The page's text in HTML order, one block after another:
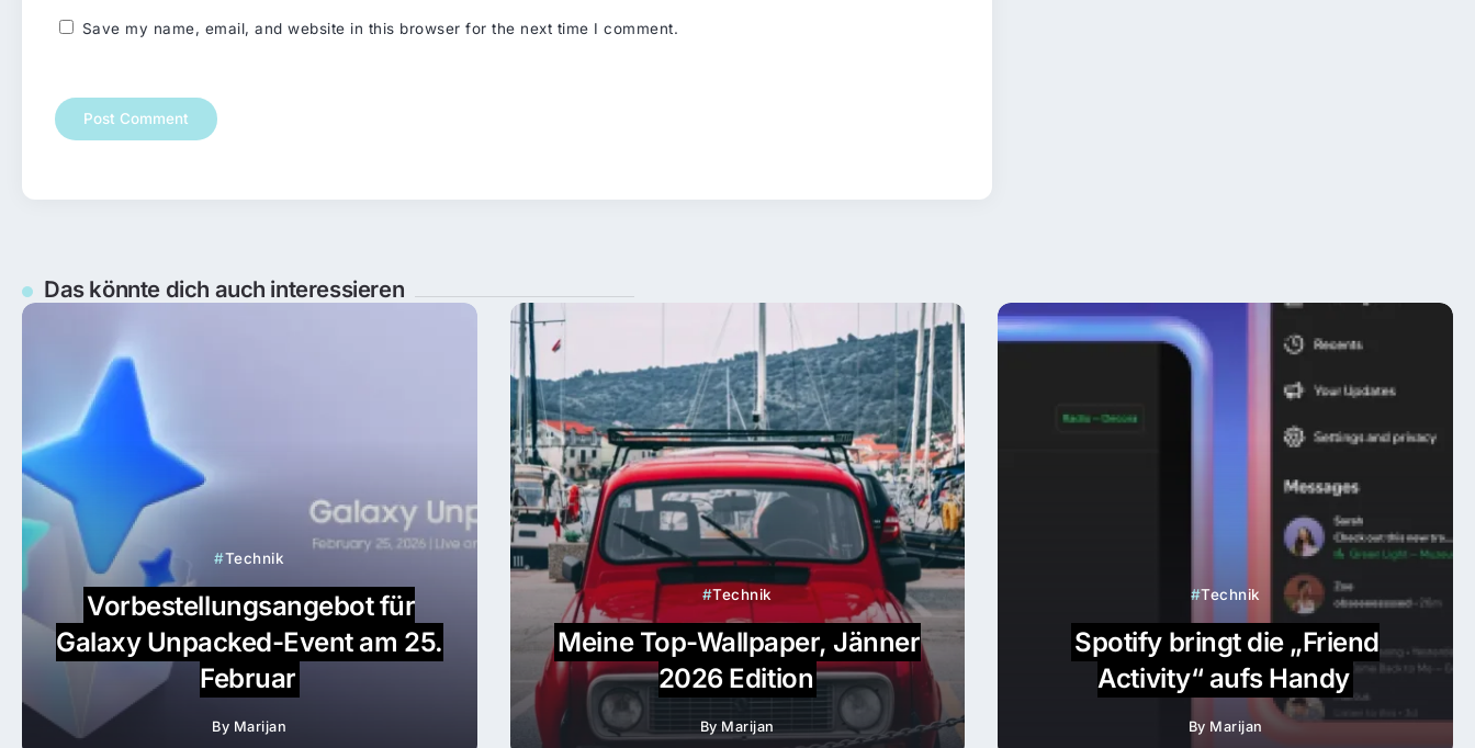
Save my name, email, and website in this browser for the next time I comment.
Das könnte dich auch interessieren
Technik
Vorbestellungsangebot für
Galaxy Unpacked-Event am 25.
Februar
By Marijan
Technik
Meine Top-Wallpaper, Jänner
2026 Edition
By Marijan
Technik
Spotify bringt die „Friend
Activity“ aufs Handy
By Marijan